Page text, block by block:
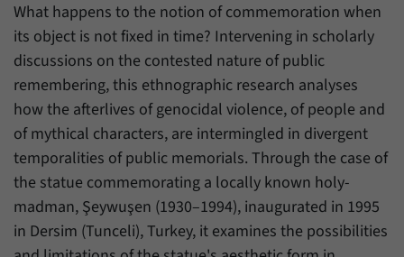
What happens to the notion of commemoration when
its object is not fixed in time? Intervening in scholarly
discussions on the contested nature of public
remembering, this ethnographic research analyses
how the afterlives of genocidal violence, of people and
of mythical characters, are intermingled in divergent
temporalities of public memorials. Through the case of
the statue commemorating a locally known holy-
madman, Şeywuşen (1930–1994), inaugurated in 1995
in Dersim (Tunceli), Turkey, it examines the possibilities
Name _pk_ses
Anbieter Matomo
Laufzeit 30 Minuten
Zweck
Mit diesem Cookie können wir für kurze Zeit
Daten über den aktuellen Aufenthalt von
Besuchern auf unserer Internetseite
speichern.